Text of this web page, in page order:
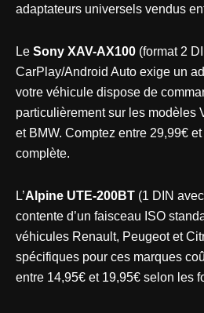
adaptateurs universels vendus
Le Sony XAV-AX100 (format 2
CarPlay/Android Auto exige un
votre véhicule dispose de
particulièrement sur les modèles
et BMW. Comptez entre 29,99€
complète.
L’Alpine UTE-200BT (1 DIN
contente d’un faisceau ISO
véhicules Renault, Peugeot et
spécifiques pour ces marques
entre 14,95€ et 19,95€ selon les